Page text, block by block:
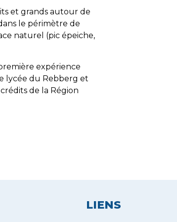
et grands autour de
le périmètre de
naturel (pic épeiche,
expérience
lycée du Rebberg et
de la Région
LIENS